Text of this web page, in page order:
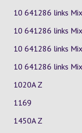
10 641286 links
10 641286 links
10 641286 links
10 641286 links
1020A Z
1169
1450A Z